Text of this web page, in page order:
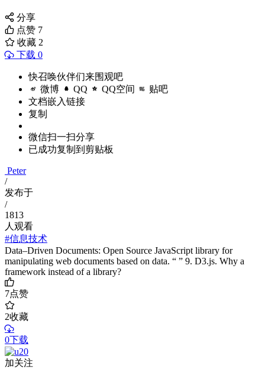
分享
点赞 7
收藏 2
下载 0
快召唤伙伴们来围观吧
微博 QQ QQ空间 贴吧
文档嵌入链接
复制
微信扫一扫分享
已成功复制到剪贴板
Peter
/
发布于
/
1813
人观看
#信息技术
Data–Driven Documents: Open Source JavaScript library for
manipulating web documents based on data. “ ” 9. D3.js. Why a
framework instead of a library?
7点赞
2收藏
0下载
加关注